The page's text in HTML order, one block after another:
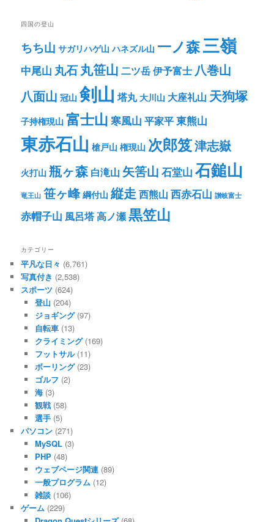
四国の登山
ちち山 サガリハゲ山 ハネズル山 一ノ森三嶺
中尾山 丸石丸笹山 二ツ岳伊予富士 八巻山
八面山 冠山 剣山 塔丸 大川山 大座礼山 天狗塚
子持権現山 富士山 寒風山 平家平東熊山
東赤石山 槍戸山 権現山 次郎笈津志嶽
火打山 瓶ヶ森 白滝山 矢筈山 石堂山 石鎚山
竜王山 笹ヶ峰 綱付山 縦走 西熊山 西赤石山 讃岐富士
赤帽子山 風呂塔高ノ瀬黒笠山
カテゴリー
平凡な日々 (6,761)
写真付き (2,538)
スポーツ (624)
登山 (204)
ジョギング(97)
自転車(13)
クライミング(169)
フットサル(11)
ボーリング(23)
ゴルフ (2)
海(3)
観戦(58)
選手(5)
パソコン (271)
MySQL(3)
PHP(48)
ウェブページ関連(89)
一般プログラム(12)
雑談(106)
ゲーム (229)